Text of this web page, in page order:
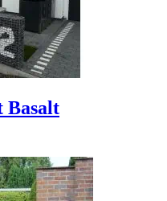
Basalt